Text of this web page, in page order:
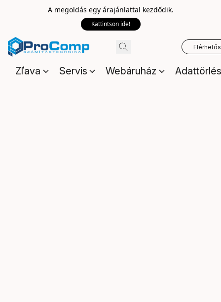
A megoldás egy árajánlattal kezdődik.
Kattintson ide!
Zľava Servis Webáruház